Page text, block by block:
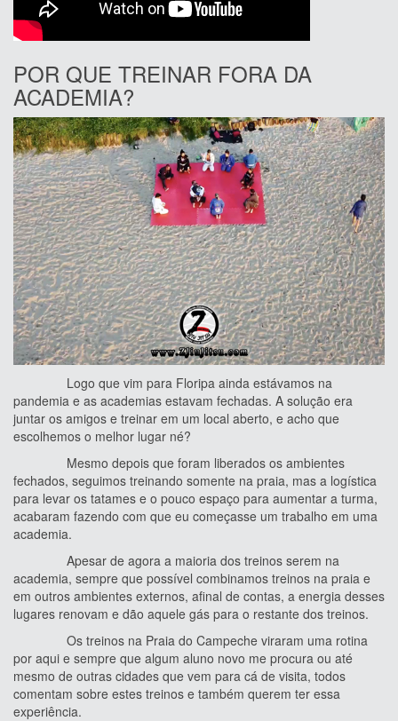
POR QUE TREINAR FORA DA
ACADEMIA?
Logo que vim para Floripa ainda estávamos na
pandemia e as academias estavam fechadas. A solução era
juntar os amigos e treinar em um local aberto, e acho que
escolhemos o melhor lugar né?
Mesmo depois que foram liberados os ambientes
fechados, seguimos treinando somente na praia, mas a logística
para levar os tatames e o pouco espaço para aumentar a turma,
acabaram fazendo com que eu começasse um trabalho em uma
academia.
Apesar de agora a maioria dos treinos serem na
academia, sempre que possível combinamos treinos na praia e
em outros ambientes externos, afinal de contas, a energia desses
lugares renovam e dão aquele gás para o restante dos treinos.
Os treinos na Praia do Campeche viraram uma rotina
por aqui e sempre que algum aluno novo me procura ou até
mesmo de outras cidades que vem para cá de visita, todos
comentam sobre estes treinos e também querem ter essa
experiência.